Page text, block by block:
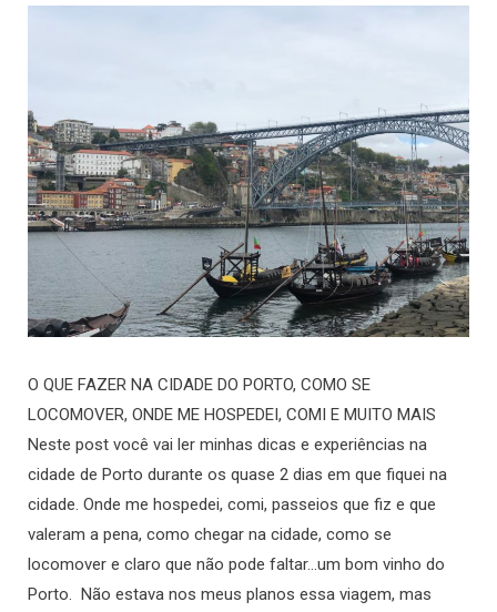
O QUE FAZER NA CIDADE DO PORTO, COMO SE
LOCOMOVER, ONDE ME HOSPEDEI, COMI E MUITO MAIS
Neste post você vai ler minhas dicas e experiências na
cidade de Porto durante os quase 2 dias em que fiquei na
cidade. Onde me hospedei, comi, passeios que fiz e que
valeram a pena, como chegar na cidade, como se
locomover e claro que não pode faltar…um bom vinho do
Porto. Não estava nos meus planos essa viagem, mas